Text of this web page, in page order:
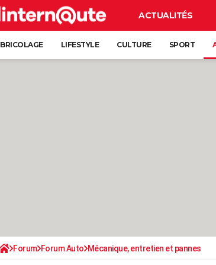
ACTUALITÉS
BRICOLAGE LIFESTYLE CULTURE SPORT
Forum Forum Auto Mécanique, entretien et pannes